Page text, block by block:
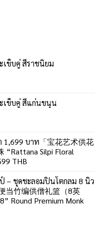
ข็บคู่ สีราชนิยม
เข็บคู่ สีแก่นขนุน
1,699 บาท「宝花艺术供花
“Rattana Silpi Floral
THB
– ชุดชะลอมปิ่นโตกลม 8 นิ้ว
当竹编供僧礼篮（8英
Round Premium Monk